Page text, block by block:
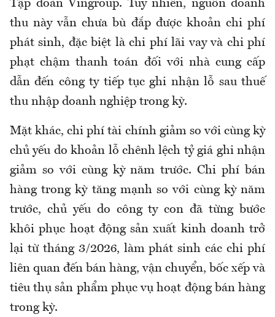
Tập đoàn Vingroup. Tuy nhiên, nguồn doanh
thu này vẫn chưa bù đắp được khoản chi phí
phát sinh, đặc biệt là chi phí lãi vay và chi phí
phạt chậm thanh toán đối với nhà cung cấp
dẫn đến công ty tiếp tục ghi nhận lỗ sau thuế
thu nhập doanh nghiệp trong kỳ.
Mặt khác, chi phí tài chính giảm so với cùng kỳ
chủ yếu do khoản lỗ chênh lệch tỷ giá ghi nhận
giảm so với cùng kỳ năm trước. Chi phí bán
hàng trong kỳ tăng mạnh so với cùng kỳ năm
trước, chủ yếu do công ty con đã từng bước
khôi phục hoạt động sản xuất kinh doanh trở
lại từ tháng 3/2026, làm phát sinh các chi phí
liên quan đến bán hàng, vận chuyển, bốc xếp và
tiêu thụ sản phẩm phục vụ hoạt động bán hàng
trong kỳ.